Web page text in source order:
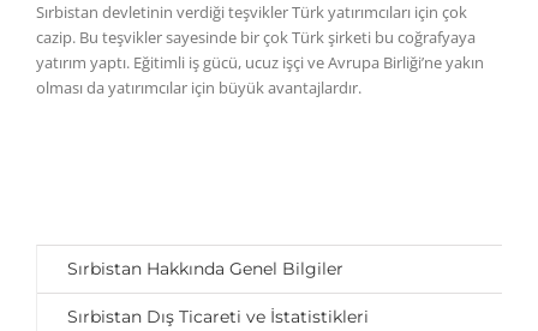
Sırbistan devletinin verdiği teşvikler Türk yatırımcıları için çok
cazip. Bu teşvikler sayesinde bir çok Türk şirketi bu coğrafyaya
yatırım yaptı. Eğitimli iş gücü, ucuz işçi ve Avrupa Birliği’ne yakın
olması da yatırımcılar için büyük avantajlardır.
Sırbistan Hakkında Genel Bilgiler
Sırbistan Dış Ticareti ve İstatistikleri